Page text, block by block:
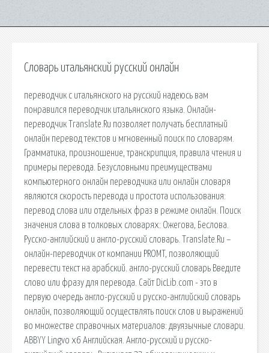
Словарь итальянский русский онлайн
переводчик с итальянского на русский надеюсь вам
понравился переводчик итальянского языка. Онлайн-
переводчик Translate.Ru позволяет получать бесплатный
онлайн перевод текстов и мгновенный поиск по словарям.
Грамматика, произношение, транскрипция, правила чтения и
примеры перевода. Безусловными преимуществами
компьютерного онлайн переводчика или онлайн словаря
являются скорость перевода и простота использования:
перевод слова или отдельных фраз в режиме онлайн. Поиск
значения слова в толковых словарях: Ожегова, Беслова.
Русско-английский и англо-русский словарь. Translate.Ru –
онлайн-переводчик от компании PROMT, позволяющий
перевести текст на арабский. англо-русский словарь Введите
слово или фразу для перевода. Сайт DicLib.com - это в
первую очередь англо-русский и русско-английский словарь
онлайн, позволяющий осуществлять поиск слов и выражений
во множестве справочных материалов: двуязычные словари.
ABBYY Lingvo x6 Английская. Англо-русский и русско-